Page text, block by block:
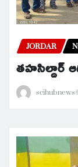
JORDAR
తహసిల్దార్